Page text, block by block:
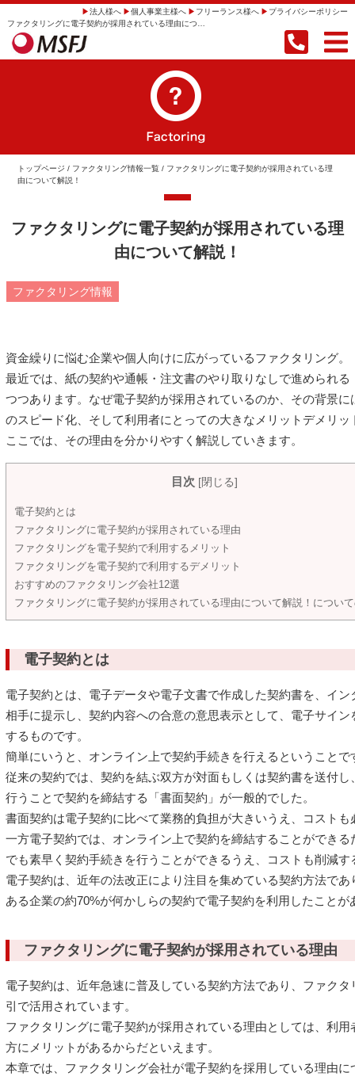
法人様へ 個人事業主様へ フリーランス様へ プライバシーポリシー
トップページ / ファクタリング情報一覧 / ファクタリングに電子契約が採用されている理
由について解説！
ファクタリングに電子契約が採用されている理
由について解説！
ファクタリング情報
資金繰りに悩む企業や個人向けに広がっているファクタリング。
最近では、紙の契約や通帳・注文書のやり取りなしで進められ
つつあります。なぜ電子契約が採用されているのか、その背景
のスピード化、そして利用者にとっての大きなメリットデメリッ
ここでは、その理由を分かりやすく解説していきます。
目次 [閉じる]
電子契約とは
ファクタリングに電子契約が採用されている理由
ファクタリングを電子契約で利用するメリット
ファクタリングを電子契約で利用するデメリット
おすすめのファクタリング会社12選
ファクタリングに電子契約が採用されている理由について解説！につい
電子契約とは
電子契約とは、電子データや電子文書で作成した契約書を、イ
相手に提示し、契約内容への合意の意思表示として、電子サイ
するものです。
簡単にいうと、オンライン上で契約手続きを行えるということで
従来の契約では、契約を結ぶ双方が対面もしくは契約書を送付
行うことで契約を締結する「書面契約」が一般的でした。
書面契約は電子契約に比べて業務的負担が大きいうえ、コストも
一方電子契約では、オンライン上で契約を締結することができ
でも素早く契約手続きを行うことができるうえ、コストも削減す
電子契約は、近年の法改正により注目を集めている契約方法で
ある企業の約70%が何かしらの契約で電子契約を利用したことが
ファクタリングに電子契約が採用されている理由
電子契約は、近年急速に普及している契約方法であり、ファク
引で活用されています。
ファクタリングに電子契約が採用されている理由としては、利
方にメリットがあるからだといえます。
本章では、ファクタリング会社が電子契約を採用している理由